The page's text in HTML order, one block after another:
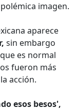
imagen.
aparece
sin embargo
es normal
fueron más
acción.
esos besos',